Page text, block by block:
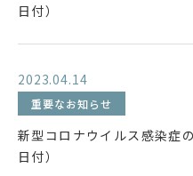
日付）
2023.04.14
重要なお知らせ
新型コロナウイルス感染症
日付）